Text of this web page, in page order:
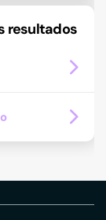
resultados